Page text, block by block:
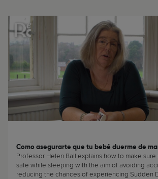
Como asegurarte que tu bebé duerme de
Professor Helen Ball explains how to make sure
safe while sleeping with the aim of avoiding
reducing the chances of experiencing Sudden